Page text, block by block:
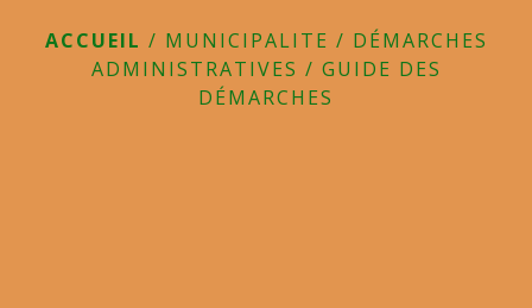
ACCUEIL / MUNICIPALITE / DÉMARCHES
ADMINISTRATIVES / GUIDE DES
DÉMARCHES